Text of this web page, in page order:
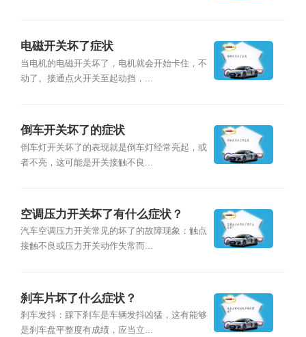
电磁开关坏了症状
当电机的电磁开关坏了，电机就会开始卡住，不
动了。接通点火开关至起动挡，...
倒车开关坏了的症状
倒车灯开关坏了的表现就是倒车灯经常亮起，或
者不亮，这可能是开关接触不良...
空调压力开关坏了有什么症状？
汽车空调压力开关常见的坏了的故障现象：触点
接触不良或压力开关动作失常而...
刹车片坏了什么症状？
刹车发抖：踩下刹车是车辆发抖凶猛，这有能够
是刹车盘平整度有成绩，应当立...